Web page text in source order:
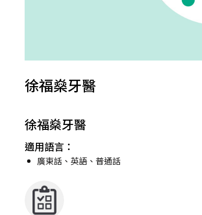
徐福燊牙醫
徐福燊牙醫
適用語言：
廣東話、英語、普通話